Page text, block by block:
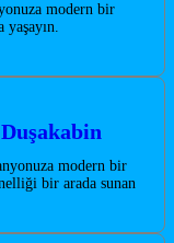
modern bir
modern bir
bir arada sunan